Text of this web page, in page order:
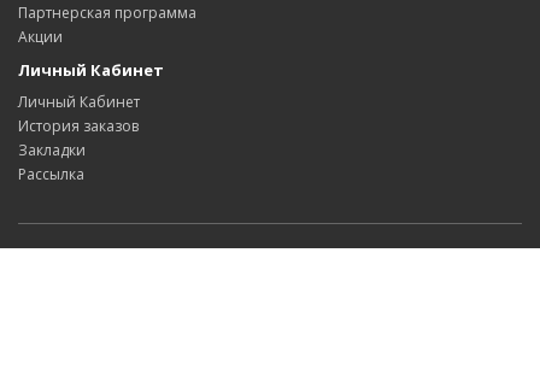
Партнерская программа
Акции
Личный Кабинет
Личный Кабинет
История заказов
Закладки
Рассылка